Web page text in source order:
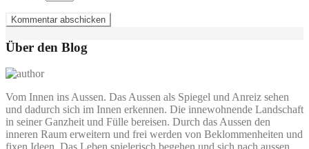
Über den Blog
Vom Innen ins Aussen. Das Aussen als Spiegel und Anreiz sehen
und dadurch sich im Innen erkennen. Die innewohnende Landschaft
in seiner Ganzheit und Fülle bereisen. Durch das Aussen den
inneren Raum erweitern und frei werden von Beklommenheiten und